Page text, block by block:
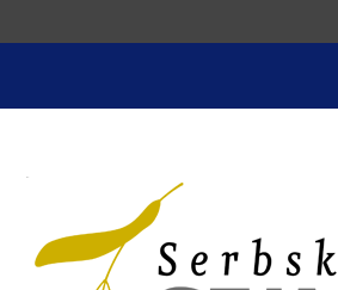
SERBSKI SEJM
JADNAŃSKI PÓRĚD
PROTOKOLE /